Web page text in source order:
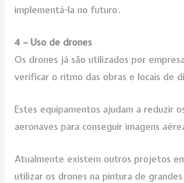
implementá-la no futuro.
4 – Uso de drones
Os drones já são utilizados por
verificar o ritmo das obras e locais de
Estes equipamentos ajudam a reduzir
aeronaves para conseguir imagens
Atualmente existem outros projetos
utilizar os drones na pintura de